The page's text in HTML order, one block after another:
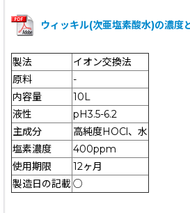
ウィッキル(次亜塩素酸水)の濃度
製法
イオン交換法
原料
-
内容量
10L
液性
pH3.5-6.2
主成分
高純度HOCl、水
塩素濃度
400ppm
使用期限
12ヶ月
製造日の記載○